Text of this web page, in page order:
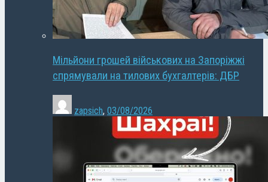
Мільйони грошей військових на Запоріжжі
спрямували на тилових бухгалтерів: ДБР
zapsich, 03/08/2026